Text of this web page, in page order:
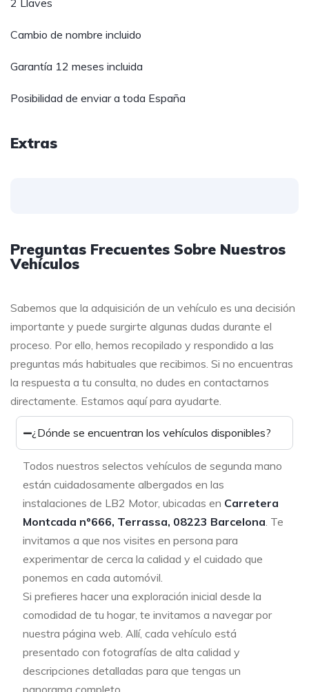
2 Llaves
Cambio de nombre incluido
Garantía 12 meses incluida
Posibilidad de enviar a toda España
Extras
Preguntas Frecuentes Sobre Nuestros
Vehículos
Sabemos que la adquisición de un vehículo es una decisión
importante y puede surgirte algunas dudas durante el
proceso. Por ello, hemos recopilado y respondido a las
preguntas más habituales que recibimos. Si no encuentras
la respuesta a tu consulta, no dudes en contactarnos
directamente. Estamos aquí para ayudarte.
¿Dónde se encuentran los vehículos disponibles?
Todos nuestros selectos vehículos de segunda mano
están cuidadosamente albergados en las
instalaciones de LB2 Motor, ubicadas en Carretera
Montcada nº666, Terrassa, 08223 Barcelona. Te
invitamos a que nos visites en persona para
experimentar de cerca la calidad y el cuidado que
ponemos en cada automóvil.
Si prefieres hacer una exploración inicial desde la
comodidad de tu hogar, te invitamos a navegar por
nuestra página web. Allí, cada vehículo está
presentado con fotografías de alta calidad y
descripciones detalladas para que tengas un
panorama completo.